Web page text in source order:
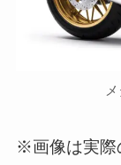
※画像は実際